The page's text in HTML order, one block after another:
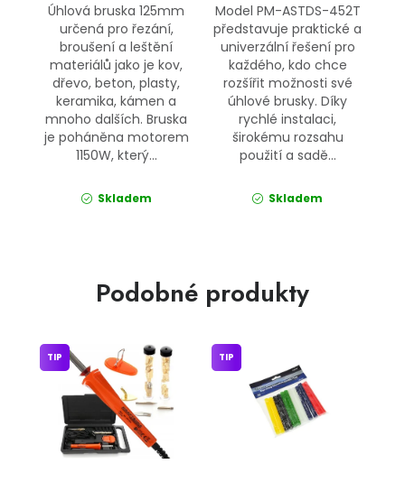
Úhlová bruska 125mm
určená pro řezání,
broušení a leštění
materiálů jako je kov,
dřevo, beton, plasty,
keramika, kámen a
mnoho dalších. Bruska
je poháněna motorem
1150W, který...
Skladem
Model PM-ASTDS-452T
představuje praktické a
univerzální řešení pro
každého, kdo chce
rozšířit možnosti své
úhlové brusky. Díky
rychlé instalaci,
širokému rozsahu
použití a sadě...
Skladem
Podobné produkty
TIP TIP